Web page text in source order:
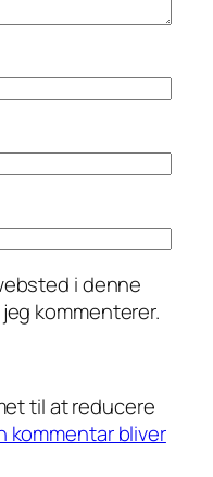
i denne
kommenterer.
til at reducere
kommentar bliver